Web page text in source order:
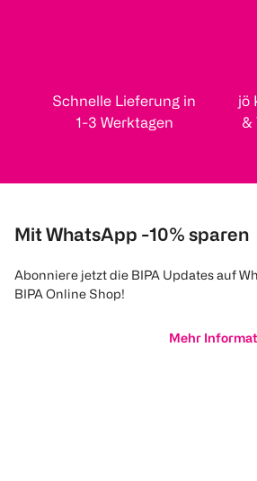
Schnelle Lieferung in
1-3 Werktagen
jö
&
Mit WhatsApp -10% sparen
Abonniere jetzt die BIPA Updates auf
BIPA Online Shop!
Mehr